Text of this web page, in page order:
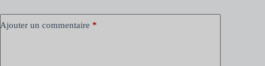
Ajouter un commentaire *